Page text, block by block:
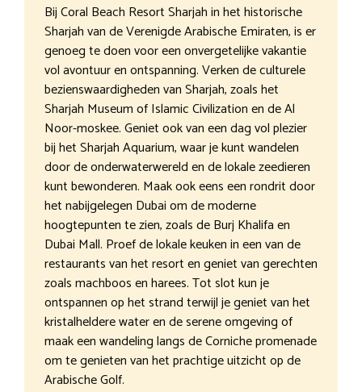
Bij Coral Beach Resort Sharjah in het historische
Sharjah van de Verenigde Arabische Emiraten, is er
genoeg te doen voor een onvergetelijke vakantie
vol avontuur en ontspanning. Verken de culturele
bezienswaardigheden van Sharjah, zoals het
Sharjah Museum of Islamic Civilization en de Al
Noor-moskee. Geniet ook van een dag vol plezier
bij het Sharjah Aquarium, waar je kunt wandelen
door de onderwaterwereld en de lokale zeedieren
kunt bewonderen. Maak ook eens een rondrit door
het nabijgelegen Dubai om de moderne
hoogtepunten te zien, zoals de Burj Khalifa en
Dubai Mall. Proef de lokale keuken in een van de
restaurants van het resort en geniet van gerechten
zoals machboos en harees. Tot slot kun je
ontspannen op het strand terwijl je geniet van het
kristalheldere water en de serene omgeving of
maak een wandeling langs de Corniche promenade
om te genieten van het prachtige uitzicht op de
Arabische Golf.